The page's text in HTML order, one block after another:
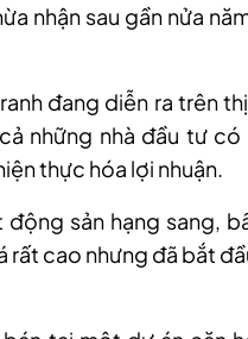
nhận sau gần nửa
đang diễn ra trên
những nhà đầu tư
thực hóa lợi nhuận.
sản hạng sang,
rất cao nhưng đã bắt